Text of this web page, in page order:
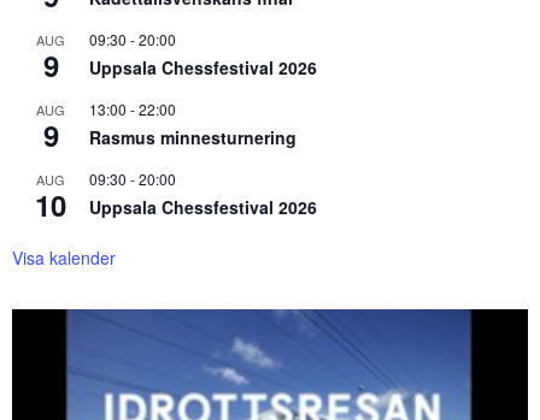
AUG
9
09:30 -20:00
Uppsala Chessfestival 2026
AUG
9
13:00 -22:00
Rasmus minnesturnering
AUG
10
09:30 -20:00
Uppsala Chessfestival 2026
Visa kalender